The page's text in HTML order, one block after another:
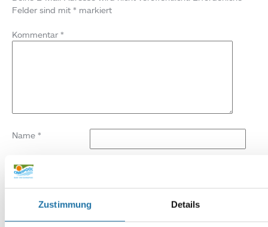
Zustimmung Details
Felder sind mit * markiert
Kommentar *
Name *
E-Mail-Adresse
Website